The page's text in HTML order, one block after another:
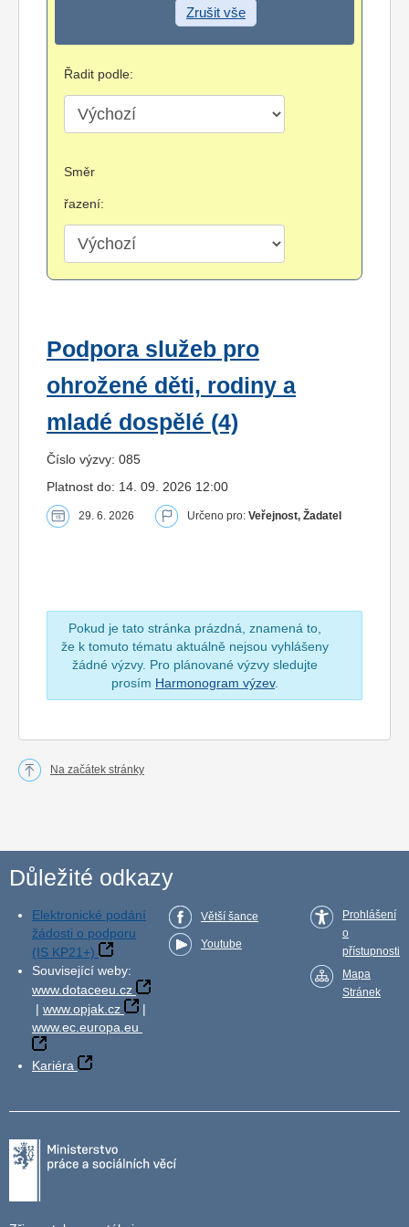
Zrušit vše
Řadit podle:
Směr
řazení:
Podpora služeb pro
ohrožené děti, rodiny a
mladé dospělé (4)
Číslo výzvy: 085
Platnost do: 14. 09. 2026 12:00
29. 6. 2026 Určeno pro: Veřejnost, Žadatel
Pokud je tato stránka prázdná, znamená to,
že k tomuto tématu aktuálně nejsou vyhlášeny
žádné výzvy. Pro plánované výzvy sledujte
prosím Harmonogram výzev.
Na začátek stránky
Důležité odkazy
Elektronické podání
žádosti o podporu
(IS KP21+)
Související weby:
www.dotaceeu.cz
| www.opjak.cz
|
www.ec.europa.eu
Kariéra
Větší šance
Youtube
Prohlášení
o
přístupnosti
Mapa
Stránek